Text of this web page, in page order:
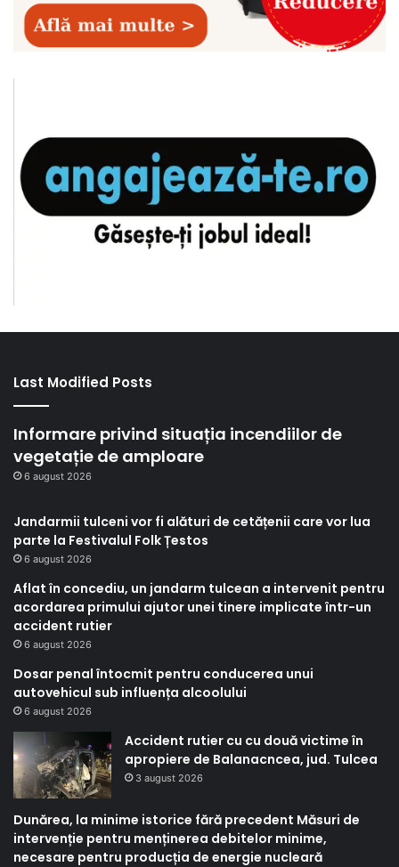
Last Modified Posts
Informare privind situația incendiilor de
vegetație de amploare
6 august 2026
Jandarmii tulceni vor fi alături de cetățenii care vor lua
parte la Festivalul Folk Țestos
6 august 2026
Aflat în concediu, un jandarm tulcean a intervenit pentru
acordarea primului ajutor unei tinere implicate într-un
accident rutier
6 august 2026
Dosar penal întocmit pentru conducerea unui
autovehicul sub influența alcoolului
6 august 2026
Accident rutier cu cu două victime în
apropiere de Balanacncea, jud. Tulcea
3 august 2026
Dunărea, la minime istorice fără precedent Măsuri de
intervenție pentru menținerea debitelor minime,
necesare pentru producția de energie nucleară